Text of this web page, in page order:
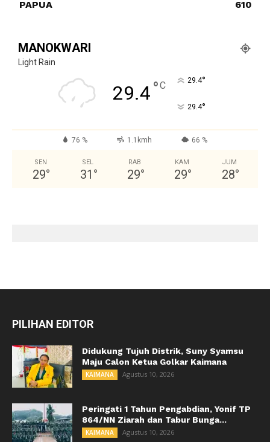
PAPUA
610
MANOKWARI
Light Rain
29.4°C 29.4°
29.4°
76 % 1.1kmh 66 %
SEN
29°
SEL
31 °
RAB
29°
KAM
29°
JUM
28°
PILIHAN EDITOR
Didukung Tujuh Distrik, Suny Syamsu
Maju Calon Ketua Golkar Kaimana
KAIMANA Agustus 10, 2026
Peringati 1 Tahun Pengabdian, Yonif TP
864/NN Ziarah dan Tabur Bunga...
KAIMANA Agustus 10, 2026